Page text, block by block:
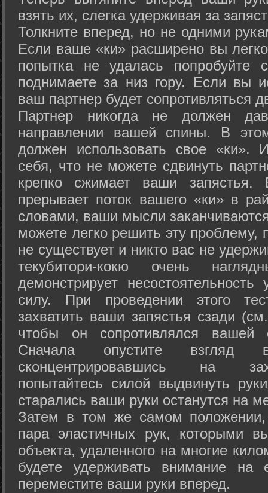
взять их, слегка удерживая за
Толкните вперед, но не одними
Если ваше «ки» расширено вы
попытка не удалась попробуйте
поднимаете за низ гору. Если вы
ваш партнер будет сопротивляться
Партнер никогда не должен
направлении вашей спины. В
должен использовать свое «ки».
себя, что не можете сдвинуть
крепко сжимает ваши запястья.
прерывает поток вашего «ки» в
словами, ваши мысли
можете легко решить эту проблему,
не существует и никто вас не
текубитори-кокю очень
демонстрирует
силу. При проведении этого
захватить ваши запястья сзади
чтобы он сопротивлялся вашей
Сначала опустите
сконцентрировавшись на
попытайтесь силой выдвинуть
старались ваши руки останутся на
Затем в том же самом положении,
пара эластичных рук, которыми
объекта, удаленного на многие
будете удерживать внимание на
переместите ваши руки вперед.